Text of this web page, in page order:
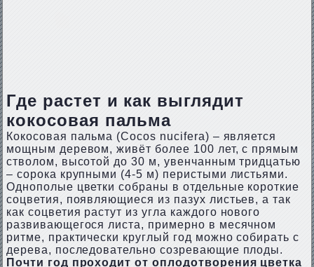
Где растет и как выглядит
кокосовая пальма
Кокосовая пальма (Cocos nucifera) – является
мощным деревом, живёт более 100 лет, с прямым
стволом, высотой до 30 м, увенчанным тридцатью
– сорока крупными (4-5 м) перистыми листьями.
Однополые цветки собраны в отдельные короткие
соцветия, появляющиеся из пазух листьев, а так
как соцветия растут из угла каждого нового
развивающегося листа, примерно в месячном
ритме, практически круглый год можно собирать с
дерева, последовательно созревающие плоды.
Почти год проходит от оплодотворения цветка